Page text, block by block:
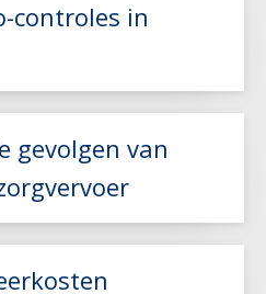
controles in
gevolgen van